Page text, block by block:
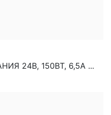
24В, 150ВТ, 6,5А ...